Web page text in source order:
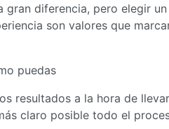
gran diferencia, pero elegir
son valores que
puedas
resultados a la hora de
claro posible todo el